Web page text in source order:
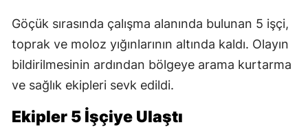
Göçük sırasında çalışma alanında bulunan 5 işçi,
toprak ve moloz yığınlarının altında kaldı. Olayın
bildirilmesinin ardından bölgeye arama kurtarma
ve sağlık ekipleri sevk edildi.
Ekipler 5 İşçiye Ulaştı